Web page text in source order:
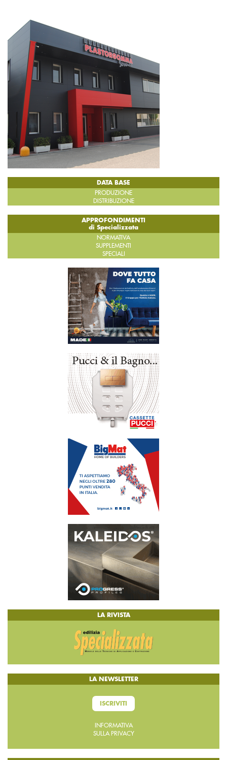
DATA BASE
PRODUZIONE
DISTRIBUZIONE
APPROFONDIMENTI
di Specializzata
NORMATIVA
SUPPLEMENTI
SPECIALI
LA RIVISTA
LA NEWSLETTER
ISCRIVITI
INFORMATIVA
SULLA PRIVACY